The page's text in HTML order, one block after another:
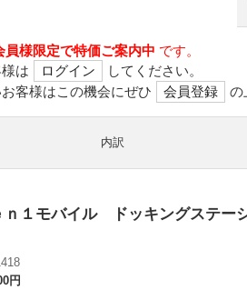
員様限定で特価ご案内中 です。
は
ログイン
してください。
客様はこの機会にぜひ
会員登録 の
内訳
１モバイル ドッキングステー
円